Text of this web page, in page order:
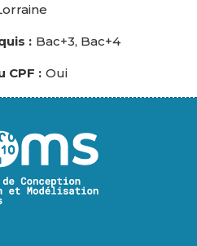
Bac+3, Bac+4
CPF Oui